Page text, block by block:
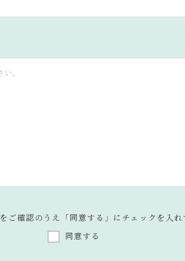
をご確認のうえ
「同意する」にチェックを入れ
同意する